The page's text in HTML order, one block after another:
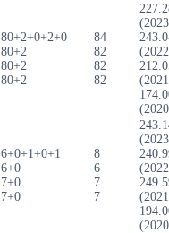
80+2+0+2+0
80+2
80+2
80+2
84
82
82
82
6+0+1+0+1
6+0
7+0
7+0
8
6
7
7